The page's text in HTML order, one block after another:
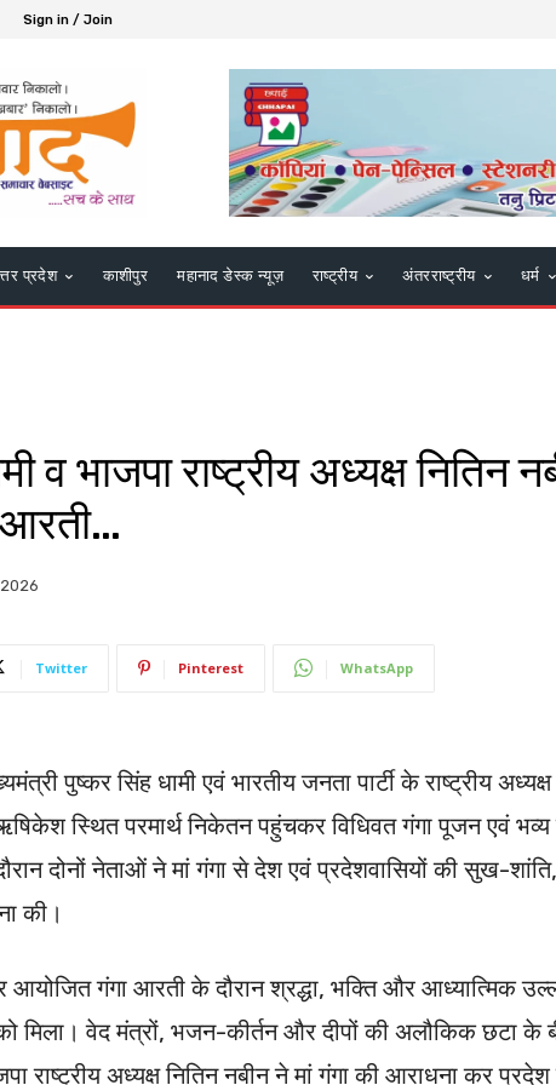
Sign in / Join
प्रदेश काशीपुर महानाद डेस्क न्यूज़ राष्ट्रीय अंतरराष्ट्रीय धर्म
व भाजपा राष्ट्रीय अध्यक्ष नितिन
आरती…
Twitter Pinterest WhatsApp
पुष्कर सिंह धामी एवं भारतीय जनता पार्टी के राष्ट्रीय अध्यक्ष
स्थित परमार्थ निकेतन पहुंचकर विधिवत गंगा पूजन एवं भव्य
दोनों नेताओं ने मां गंगा से देश एवं प्रदेशवासियों की सुख-
की।
आयोजित गंगा आरती के दौरान श्रद्धा, भक्ति और आध्यात्मिक
मिला। वेद मंत्रों, भजन-कीर्तन और दीपों की अलौकिक छटा के
राष्ट्रीय अध्यक्ष नितिन नबीन ने मां गंगा की आराधना कर